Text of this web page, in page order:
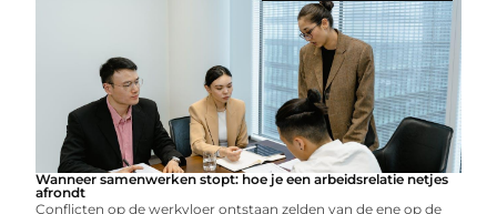
Wanneer samenwerken stopt: hoe je een arbeidsrelatie netjes
afrondt
Conflicten op de werkvloer ontstaan zelden van de ene op de